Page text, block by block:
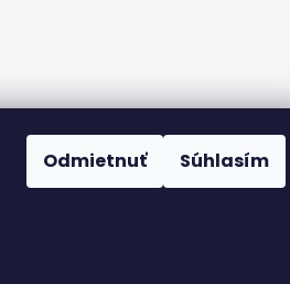
Odmietnuť Súhlasím
Sledovať na Instagrame